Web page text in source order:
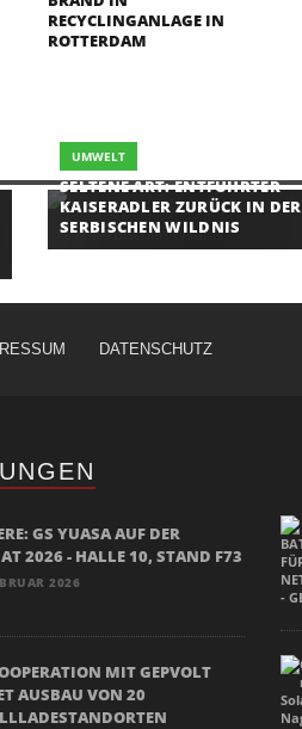
RECYCLINGANLAGE IN
ROTTERDAM
UMWELT
SELTENE ART: ENTFÜHRTER
KAISERADLER ZURÜCK IN DER
SERBISCHEN WILDNIS
DATENSCHUTZ
GS YUASA AUF DER
2026 - HALLE 10, STAND F73
2026
MIT GEPVOLT
AUSBAU VON 20